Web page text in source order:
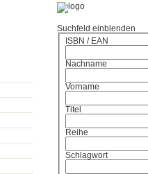
Suchfeld einblenden
ISBN / EAN
Nachname
Vorname
Titel
Reihe
Schlagwort